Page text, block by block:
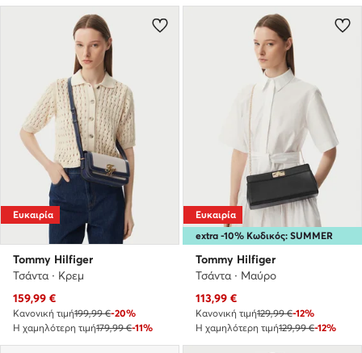
Ευκαιρία
Tommy Hilfiger
Τσάντα · Κρεμ
Τρέχουσα τιμή
159,99 €
Κανονική τιμή199,99 €-20%
Η χαμηλότερη τιμή179,99 €-11%
extra -10% Κωδικός: SUMMER
Ευκαιρία
Tommy Hilfiger
Τσάντα · Μαύρο
Τρέχουσα τιμή
113,99 €
Κανονική τιμή129,99 €-12%
Η χαμηλότερη τιμή129,99 €-12%